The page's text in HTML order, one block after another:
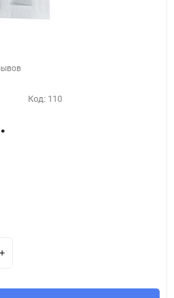
Код: 110